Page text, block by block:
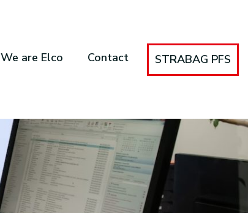
We are Elco Contact STRABAG PFS